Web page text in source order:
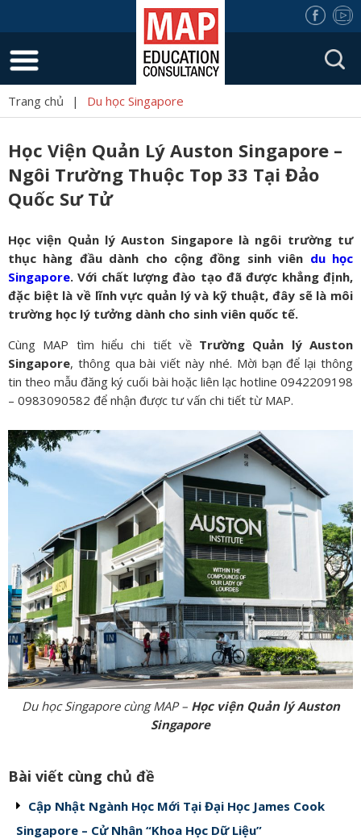
Trang chủ | Du học Singapore
Học Viện Quản Lý Auston Singapore –
Ngôi Trường Thuộc Top 33 Tại Đảo
Quốc Sư Tử
Học viện Quản lý Auston Singapore là ngôi trường tư
thục hàng đầu dành cho cộng đồng sinh viên du học
Singapore. Với chất lượng đào tạo đã được khẳng định,
đặc biệt là về lĩnh vực quản lý và kỹ thuật, đây sẽ là môi
trường học lý tưởng dành cho sinh viên quốc tế.
Cùng MAP tìm hiểu chi tiết về Trường Quản lý Auston
Singapore, thông qua bài viết này nhé. Mời bạn để lại thông
tin theo mẫu đăng ký cuối bài hoặc liên lạc hotline 0942209198
– 0983090582 để nhận được tư vấn chi tiết từ MAP.
Du học Singapore cùng MAP – Học viện Quản lý Auston
Singapore
Bài viết cùng chủ đề
Cập Nhật Ngành Học Mới Tại Đại Học James Cook
Singapore – Cử Nhân “Khoa Học Dữ Liệu”